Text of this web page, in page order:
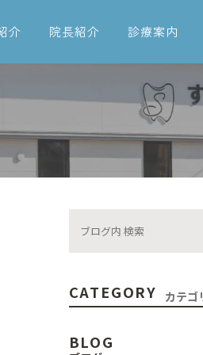
介 院長紹介 診療案内
歯周病治療
入れ歯
CATEGORY カテゴ
BLOG